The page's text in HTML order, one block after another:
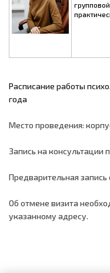
Расписание работы
года
Место проведения:
Запись на консультации
Предварительная запись
Об отмене визита
указанному адресу.